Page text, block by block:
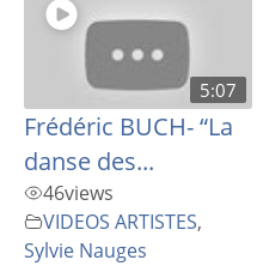
5:07
Frédéric BUCH- “La
danse des...
46views
VIDEOS ARTISTES,
Sylvie Nauges